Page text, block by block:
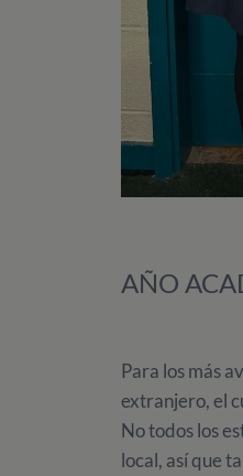
AÑO
Para los más
extranjero, el
No todos los
local, así que